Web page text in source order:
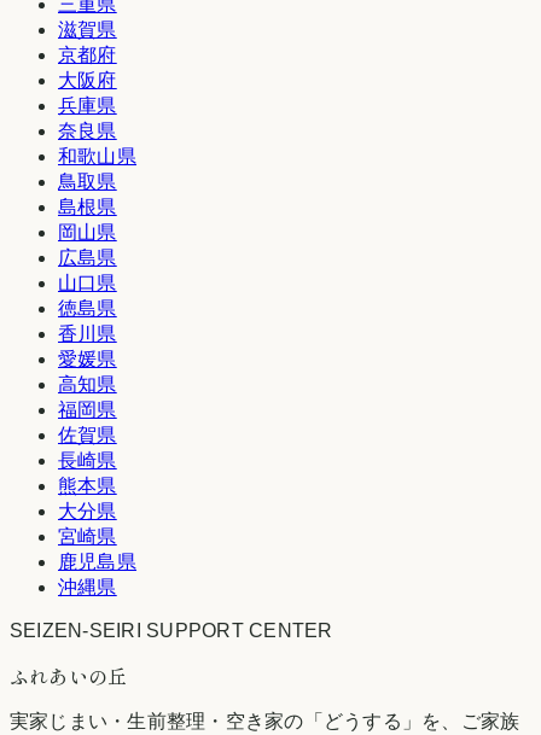
三重県
滋賀県
京都府
大阪府
兵庫県
奈良県
和歌山県
鳥取県
島根県
岡山県
広島県
山口県
徳島県
香川県
愛媛県
高知県
福岡県
佐賀県
長崎県
熊本県
大分県
宮崎県
鹿児島県
沖縄県
SEIZEN-SEIRI SUPPORT CENTER
ふれあいの丘
実家じまい・生前整理・空き家の「どうする」を、ご家族